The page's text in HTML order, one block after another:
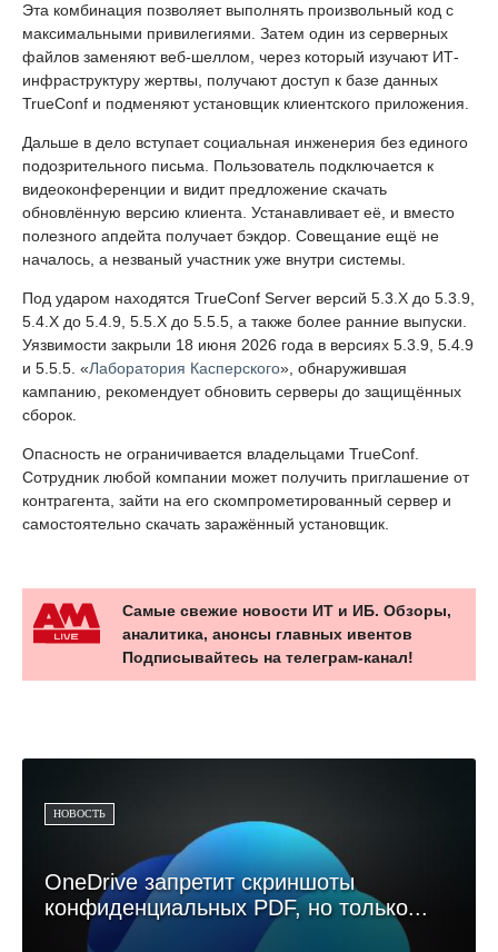
Эта комбинация позволяет выполнять произвольный код с
максимальными привилегиями. Затем один из серверных
файлов заменяют веб-шеллом, через который изучают ИТ-
инфраструктуру жертвы, получают доступ к базе данных
TrueConf и подменяют установщик клиентского приложения.
Дальше в дело вступает социальная инженерия без единого
подозрительного письма. Пользователь подключается к
видеоконференции и видит предложение скачать
обновлённую версию клиента. Устанавливает её, и вместо
полезного апдейта получает бэкдор. Совещание ещё не
началось, а незваный участник уже внутри системы.
Под ударом находятся TrueConf Server версий 5.3.X до 5.3.9,
5.4.X до 5.4.9, 5.5.X до 5.5.5, а также более ранние выпуски.
Уязвимости закрыли 18 июня 2026 года в версиях 5.3.9, 5.4.9
и 5.5.5. «Лаборатория Касперского», обнаружившая
кампанию, рекомендует обновить серверы до защищённых
сборок.
Опасность не ограничивается владельцами TrueConf.
Сотрудник любой компании может получить приглашение от
контрагента, зайти на его скомпрометированный сервер и
самостоятельно скачать заражённый установщик.
Самые свежие новости ИТ и ИБ. Обзоры,
аналитика, анонсы главных ивентов
Подписывайтесь на телеграм-канал!
НОВОСТЬ
OneDrive запретит скриншоты
конфиденциальных PDF, но только...